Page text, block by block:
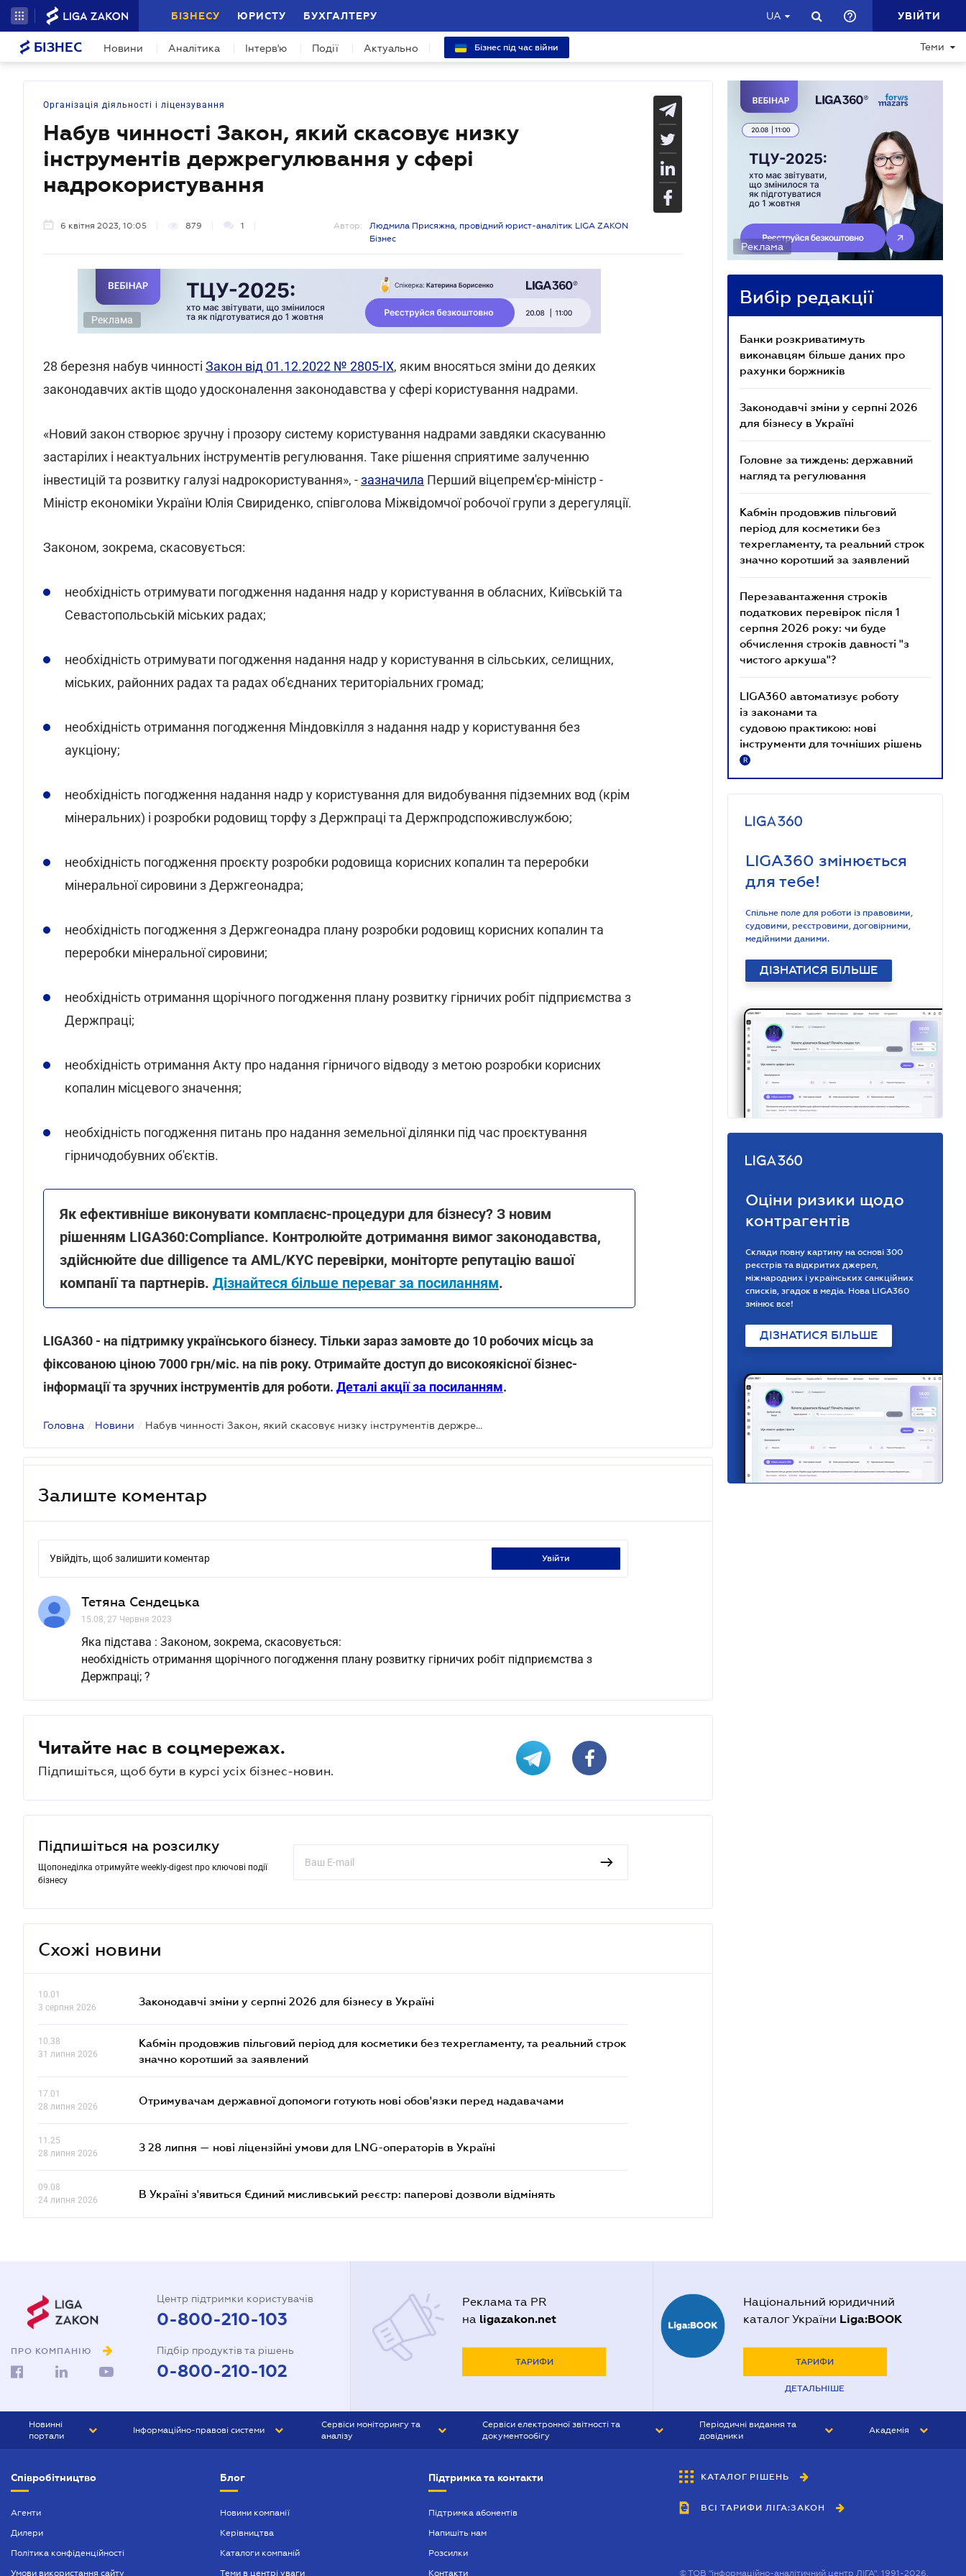
БІЗНЕСУ ЮРИСТУ БУХГАЛТЕРУ UA УВІЙТИ
БІЗНЕС Новини Аналітика Інтерв'ю Події Актуально Бізнес під час війни Теми
Організація діяльності і ліцензування
Набув чинності Закон, який скасовує низку
інструментів держрегулювання у сфері
надрокористування
6 квітня 2023, 10:05 879 1 Автор:
Людмила Присяжна, провідний юрист-аналітик LIGA ZAKON
Бізнес
Реклама
28 березня набув чинності Закон від 01.12.2022 № 2805-IX, яким вносяться зміни до деяких
законодавчих актів щодо удосконалення законодавства у сфері користування надрами.
«Новий закон створює зручну і прозору систему користування надрами завдяки скасуванню
застарілих і неактуальних інструментів регулювання. Таке рішення сприятиме залученню
інвестицій та розвитку галузі надрокористування», -зазначила Перший віцепрем'єр-міністр -
Міністр економіки України Юлія Свириденко, співголова Міжвідомчої робочої групи з дерегуляції.
Законом, зокрема, скасовується:
необхідність отримувати погодження надання надр у користування в обласних, Київській та
Севастопольській міських радах;
необхідність отримувати погодження надання надр у користування в сільських, селищних,
міських, районних радах та радах об'єднаних територіальних громад;
необхідність отримання погодження Міндовкілля з надання надр у користування без
аукціону;
необхідність погодження надання надр у користування для видобування підземних вод (крім
мінеральних) і розробки родовищ торфу з Держпраці та Держпродспоживслужбою;
необхідність погодження проєкту розробки родовища корисних копалин та переробки
мінеральної сировини з Держгеонадра;
необхідність погодження з Держгеонадра плану розробки родовищ корисних копалин та
переробки мінеральної сировини;
необхідність отримання щорічного погодження плану розвитку гірничих робіт підприємства з
Держпраці;
необхідність отримання Акту про надання гірничого відводу з метою розробки корисних
копалин місцевого значення;
необхідність погодження питань про надання земельної ділянки під час проєктування
гірничодобувних об'єктів.
Як ефективніше виконувати комплаєнс-процедури для бізнесу? З новим
рішенням LIGA360:Compliance. Контролюйте дотримання вимог законодавства,
здійснюйте due dilligence та AML/KYC перевірки, моніторте репутацію вашої
компанії та партнерів. Дізнайтеся більше переваг за посиланням.
LIGA360 - на підтримку українського бізнесу. Тільки зараз замовте до 10 робочих місць за
фіксованою ціною 7000 грн/міс. на пів року. Отримайте доступ до високоякісної бізнес-
інформації та зручних інструментів для роботи. Деталі акції за посиланням.
Головна / Новини / Набув чинності Закон, який скасовує низку інструментів держрегулювання у сфері надрокористування
Залиште коментар
Увійдіть, щоб залишити коментар увійти
Тетяна Сендецька
15.08, 27 Червня 2023
Яка підстава : Законом, зокрема, скасовується:
необхідність отримання щорічного погодження плану розвитку гірничих робіт підприємства з
Держпраці; ?
Читайте нас в соцмережах.
Підпишіться, щоб бути в курсі усіх бізнес-новин.
Підпишіться на розсилку
Щопонеділка отримуйте weekly-digest про ключові події
бізнесу
Схожі новини
10.01
3 серпня 2026
Законодавчі зміни у серпні 2026 для бізнесу в Україні
10.38
31 липня 2026
Кабмін продовжив пільговий період для косметики без техрегламенту, та реальний строк
значно коротший за заявлений
17.01
28 липня 2026
Отримувачам державної допомоги готують нові обов'язки перед надавачами
11.25
28 липня 2026
З 28 липня — нові ліцензійні умови для LNG-операторів в Україні
09.08
24 липня 2026
В Україні з'явиться Єдиний мисливський реєстр: паперові дозволи відмінять
Реклама
Вибір редакції
Банки розкриватимуть
виконавцям більше даних про
рахунки боржників
Законодавчі зміни у серпні 2026
для бізнесу в Україні
Головне за тиждень: державний
нагляд та регулювання
Кабмін продовжив пільговий
період для косметики без
техрегламенту, та реальний строк
значно коротший за заявлений
Перезавантаження строків
податкових перевірок після 1
серпня 2026 року: чи буде
обчислення строків давності "з
чистого аркуша"?
LIGA360 автоматизує роботу
із законами та
судовою практикою: нові
інструменти для точніших рішень
R
LIGA360 змінюється
для тебе!
Спільне поле для роботи із правовими,
судовими, реєстровими, договірними,
медійними даними.
ДІЗНАТИСЯ БІЛЬШЕ
Оціни ризики щодо
контрагентів
Склади повну картину на основі 300
реєстрів та відкритих джерел,
міжнародних і українських санкційних
списків, згадок в медіа. Нова LIGA360
змінює все!
ДІЗНАТИСЯ БІЛЬШЕ
ПРО КОМПАНІЮ
Центр підтримки користувачів
0-800-210-103
Підбір продуктів та рішень
0-800-210-102
Реклама та PR
на ligazakon.net
ТАРИФИ
Національний юридичний
каталог України Liga:BOOK
ТАРИФИ
ДЕТАЛЬНІШЕ
Новинні
портали
БІЗНЕС
Інформаційно-правові системи
БУХГАЛТЕР ПРОФ
Сервіси моніторингу та
аналізу
Сервіси електронної звітності та
документообігу
Періодичні видання та
довідники
БУХГАЛТЕР&ЗАКОН
ВІСНИК МСФЗ
Академія
Співробітництво
Агенти
Дилери
Політика конфіденційності
Умови використання сайту
Блог
Новини компанії
Керівництва
Каталоги компаній
Теми в центрі уваги
Підтримка та контакти
Підтримка абонентів
Напишіть нам
Розсилки
Контакти
КАТАЛОГ РІШЕНЬ
ВСІ ТАРИФИ ЛІГА:ЗАКОН
©ТОВ "інформаційно-аналітичний центр ЛІГА", 1991-2026.